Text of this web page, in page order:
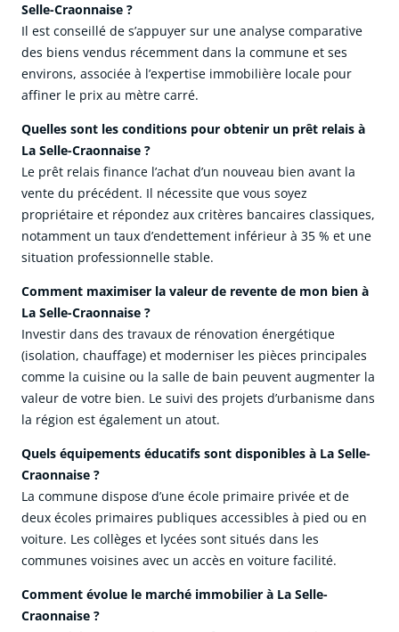
Selle-Craonnaise ?
Il est conseillé de s’appuyer sur une analyse comparative
des biens vendus récemment dans la commune et ses
environs, associée à l’expertise immobilière locale pour
affiner le prix au mètre carré.
Quelles sont les conditions pour obtenir un prêt relais à
La Selle-Craonnaise ?
Le prêt relais finance l’achat d’un nouveau bien avant la
vente du précédent. Il nécessite que vous soyez
propriétaire et répondez aux critères bancaires classiques,
notamment un taux d’endettement inférieur à 35 % et une
situation professionnelle stable.
Comment maximiser la valeur de revente de mon bien à
La Selle-Craonnaise ?
Investir dans des travaux de rénovation énergétique
(isolation, chauffage) et moderniser les pièces principales
comme la cuisine ou la salle de bain peuvent augmenter la
valeur de votre bien. Le suivi des projets d’urbanisme dans
la région est également un atout.
Quels équipements éducatifs sont disponibles à La Selle-
Craonnaise ?
La commune dispose d’une école primaire privée et de
deux écoles primaires publiques accessibles à pied ou en
voiture. Les collèges et lycées sont situés dans les
communes voisines avec un accès en voiture facilité.
Comment évolue le marché immobilier à La Selle-
Craonnaise ?